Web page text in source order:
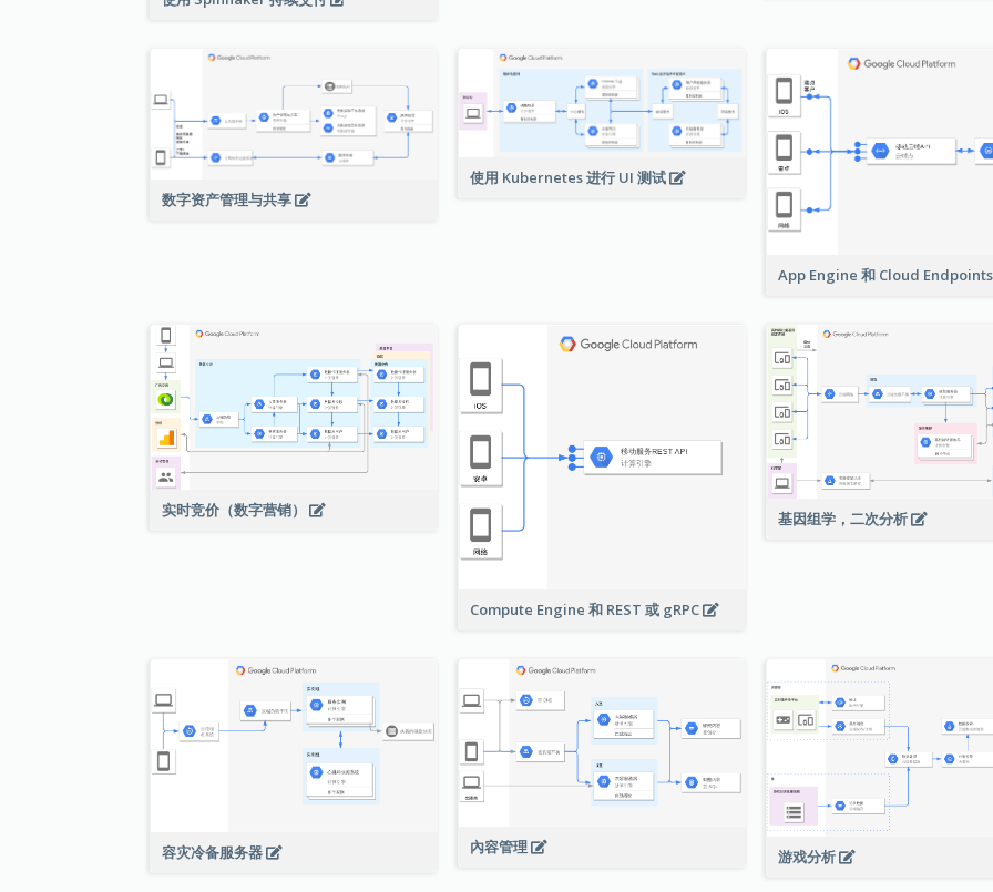
数字资产管理与共享
使用 Kubernetes 进行 UI 测试
App Engine 和 Cloud
实时竞价（数字营销）
Compute Engine 和 REST 或 gRPC
基因组学，二次分析
容灾冷备服务器 內容管理
游戏分析